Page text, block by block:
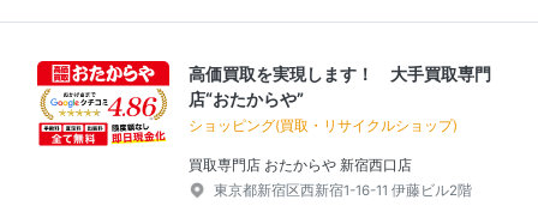
高価買取を実現します！ 大手買取専門
店“おたからや”
ショッピング(買取・リサイクルショップ)
買取専門店 おたからや 新宿西口店
東京都新宿区西新宿1-16-11 伊藤ビル2階